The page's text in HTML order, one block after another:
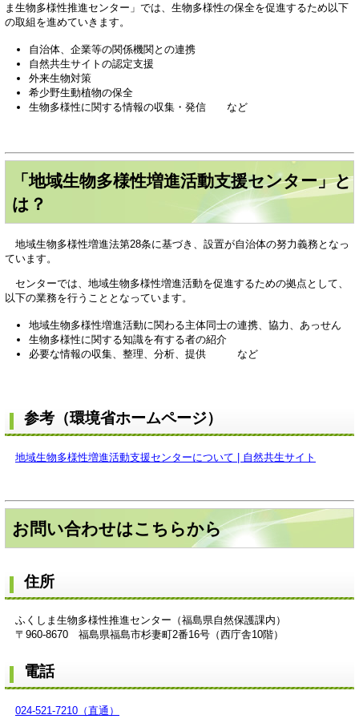
ま生物多様性推進センター」では、生物多様性の保全を促進するため以下
の取組を進めていきます。
自治体、企業等の関係機関との連携
自然共生サイトの認定支援
外来生物対策
希少野生動植物の保全
生物多様性に関する情報の収集・発信 など
「地域生物多様性増進活動支援センター」と
は？
地域生物多様性増進法第28条に基づき、設置が自治体の努力義務となっ
ています。
センターでは、地域生物多様性増進活動を促進するための拠点として、
以下の業務を行うこととなっています。
地域生物多様性増進活動に関わる主体同士の連携、協力、あっせん
生物多様性に関する知識を有する者の紹介
必要な情報の収集、整理、分析、提供 など
参考（環境省ホームページ）
地域生物多様性増進活動支援センターについて | 自然共生サイト
お問い合わせはこちらから
住所
ふくしま生物多様性推進センター（福島県自然保護課内）
〒960-8670 福島県福島市杉妻町2番16号（西庁舎10階）
電話
024-521-7210（直通）